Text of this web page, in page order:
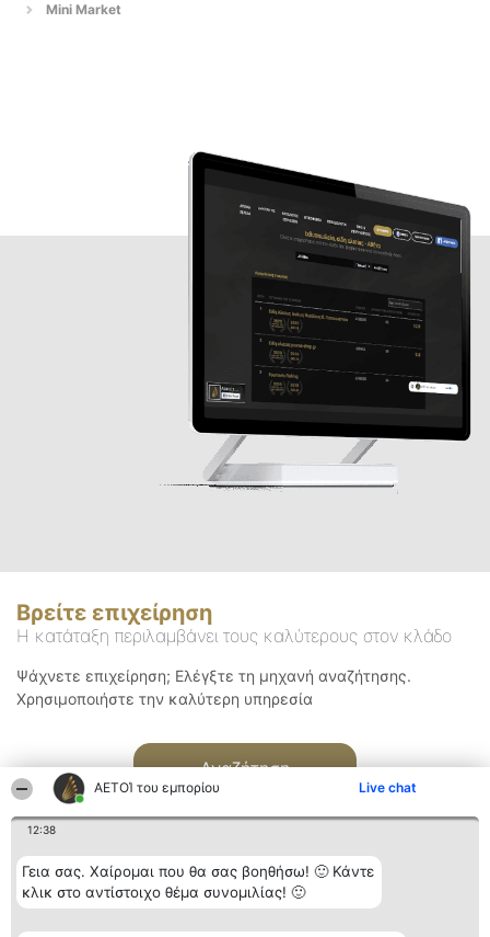
ΑΕΤΟΊ του εμπορίου Live chat
12:38
Γεια σας. Χαίρομαι που θα σας βοηθήσω! 🙂 Κάντε
κλικ στο αντίστοιχο θέμα συνομιλίας! 🙂
Mini Market
Βρείτε επιχείρηση
Η κατάταξη περιλαμβάνει τους καλύτερους στον κλάδο
Ψάχνετε επιχείρηση; Ελέγξτε τη μηχανή αναζήτησης.
Χρησιμοποιήστε την καλύτερη υπηρεσία
Αναζήτηση
Διοργανωτής της
Κατάταξη Επικοινωνία